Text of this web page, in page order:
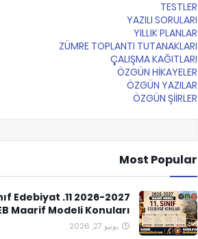
TESTLER
YAZILI SORULARI
YILLIK PLANLAR
ZÜMRE TOPLANTI TUTANAKLARI
ÇALIŞMA KAĞITLARI
ÖZGÜN HİKAYELER
ÖZGÜN YAZILAR
ÖZGÜN ŞİİRLER
Most Popular
11. Sınıf Edebiyat
Maarif Modeli Konuları
يونيو 27, 2026